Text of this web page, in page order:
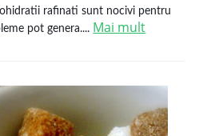
rafinati sunt nocivi pentru
pot genera.... Mai mult